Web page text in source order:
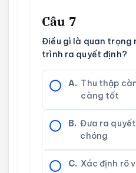
Câu 7
Điều gì là quan trọng
trình ra quyết định?
A. Thu thập
càng tốt
B. Đưa ra
chóng
C. Xác định rõ